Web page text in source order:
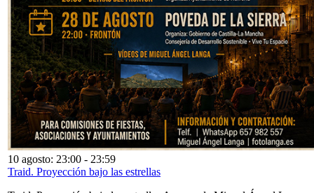
10 agosto: 23:00 - 23:59
Traid. Proyección bajo las estrellas